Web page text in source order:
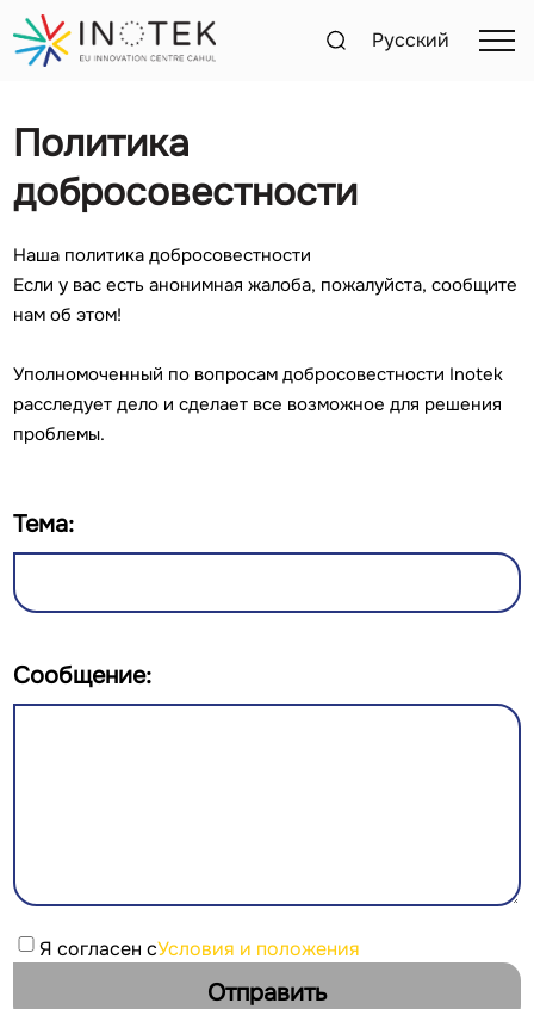
Русский
Политика
добросовестности
Наша политика добросовестности
Если у вас есть анонимная жалоба, пожалуйста, сообщите
нам об этом!
Уполномоченный по вопросам добросовестности Inotek
расследует дело и сделает все возможное для решения
проблемы.
Тема:
Сообщение:
Я согласен сУсловия и положения
Отправить